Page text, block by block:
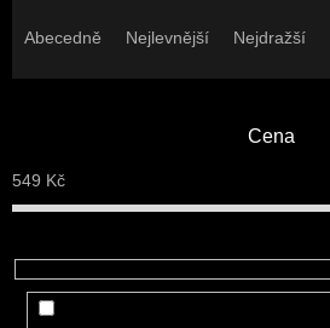
p
r
u
Abecedně Nejlevnější Nejdražší
Cena
549 Kč